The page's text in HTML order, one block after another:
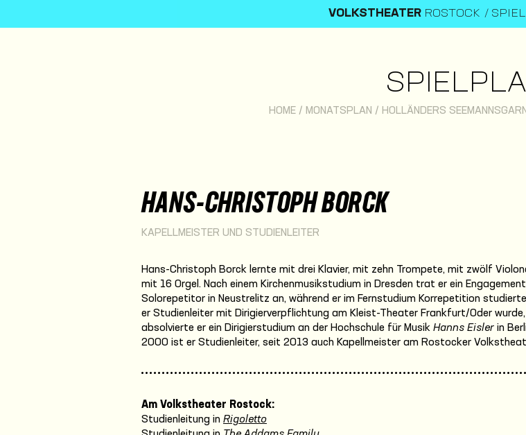
VOLKSTHEATER ROSTOCK
HOME/ MONATSPLAN / HOLLÄNDERS SEEMANNSGARN
HANS-CHRISTOPH BORCK
KAPELLMEISTER UND STUDIENLEITER
Hans-Christoph Borck lernte mit drei Klavier, mit zehn Trompete, mit zwölf
mit 16 Orgel. Nach einem Kirchenmusikstudium in Dresden trat er ein
Solorepetitor in Neustrelitz an, während er im Fernstudium Korrepetition
er Studienleiter mit Dirigierverpflichtung am Kleist-Theater Frankfurt/Oder wurde,
absolvierte er ein Dirigierstudium an der Hochschule für Musik Hanns Eisler in
2000 ist er Studienleiter, seit 2013 auch Kapellmeister am Rostocker
Am Volkstheater Rostock:
Studienleitung in Rigoletto